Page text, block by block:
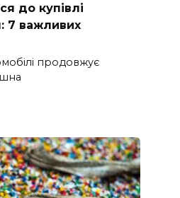
до купівлі
7 важливих
продовжує